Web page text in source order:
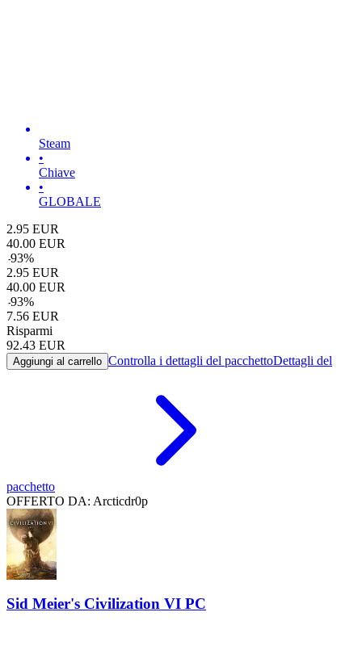
Steam
•
Chiave
•
GLOBALE
2.95 EUR
40.00 EUR
-93%
2.95 EUR
40.00 EUR
-93%
7.56 EUR
Risparmi
92.43 EUR
Aggiungi al carrello Controlla i dettagli del pacchettoDettagli del
pacchetto
OFFERTO DA: Arcticdr0p
Sid Meier's Civilization VI PC